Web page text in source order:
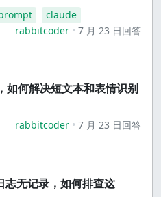
claude
rabbitcoder
7 月 23 日回答
如何解决短文本和表情识别
rabbitcoder 7 月 23 日回答
志无记录，如何排查这